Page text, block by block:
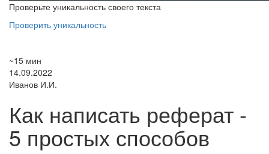
Проверьте уникальность своего текста
Проверить уникальность
~15 мин
14.09.2022
Иванов И.И.
Как написать реферат -
5 простых способов